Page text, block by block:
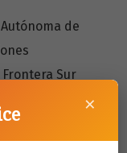
de
Sur
de
×